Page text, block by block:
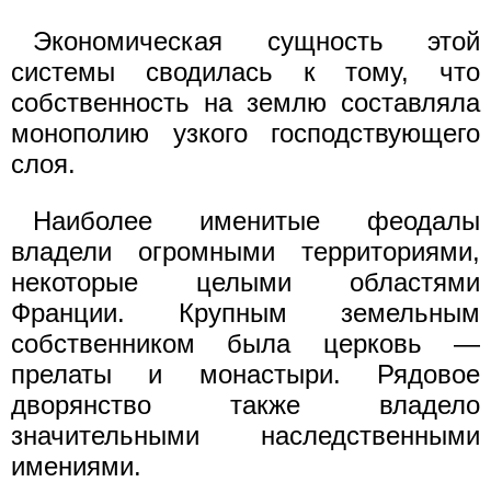
Экономическая сущность этой
системы сводилась к тому, что
собственность на землю составляла
монополию узкого господствующего
слоя.
Наиболее именитые феодалы
владели огромными территориями,
некоторые целыми областями
Франции. Крупным земельным
собственником была церковь —
прелаты и монастыри. Рядовое
дворянство также владело
значительными наследственными
имениями.